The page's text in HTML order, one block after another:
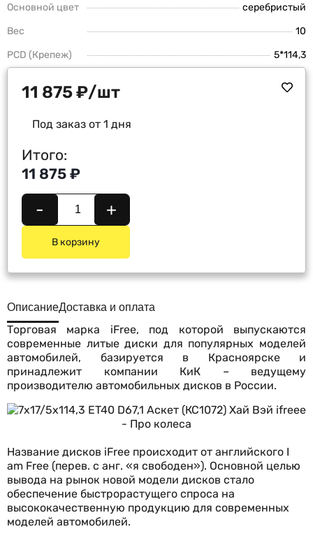
Основной цвет
серебристый
Вес
10
PCD (Крепеж)
5*114,3
11 875₽/шт
Под заказ от 1 дня
Итого:
11 875 ₽
- +
В корзину
ОписаниеДоставка и оплата
Торговая марка iFree, под которой выпускаются
современные литые диски для популярных моделей
автомобилей, базируется в Красноярске и
принадлежит компании КиК – ведущему
производителю автомобильных дисков в России.
Название дисков iFree происходит от английского I
am Free (перев. с анг. «я свободен»). Основной целью
вывода на рынок новой модели дисков стало
обеспечение быстрорастущего спроса на
высококачественную продукцию для современных
моделей автомобилей.